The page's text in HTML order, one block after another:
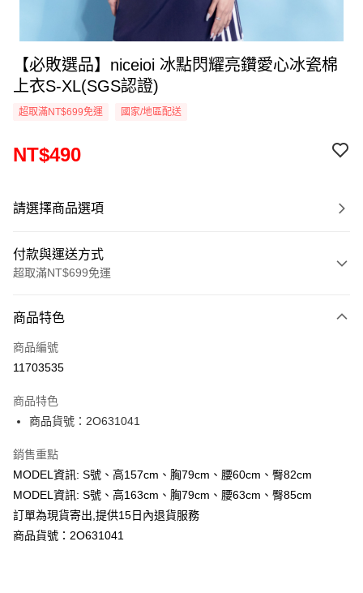
【必敗選品】niceioi 冰點閃耀亮鑽愛心冰瓷棉
上衣S-XL(SGS認證)
超取滿NT$699免運 國家/地區配送
NT$490
請選擇商品選項
付款與運送方式
超取滿NT$699免運
信用卡一次付款
超商取貨付款
Apple Pay
Google Pay
運送方式
全家取貨付款
每筆NT$80，滿NT$699(含以上)免運費
商品特色
商品編號
11703535
商品特色
商品貨號：2O631041
銷售重點
MODEL資訊: S號、高157cm、胸79cm、腰60cm、臀82cm
MODEL資訊: S號、高163cm、胸79cm、腰63cm、臀85cm
訂單為現貨寄出,提供15日內退貨服務
商品貨號：2O631041